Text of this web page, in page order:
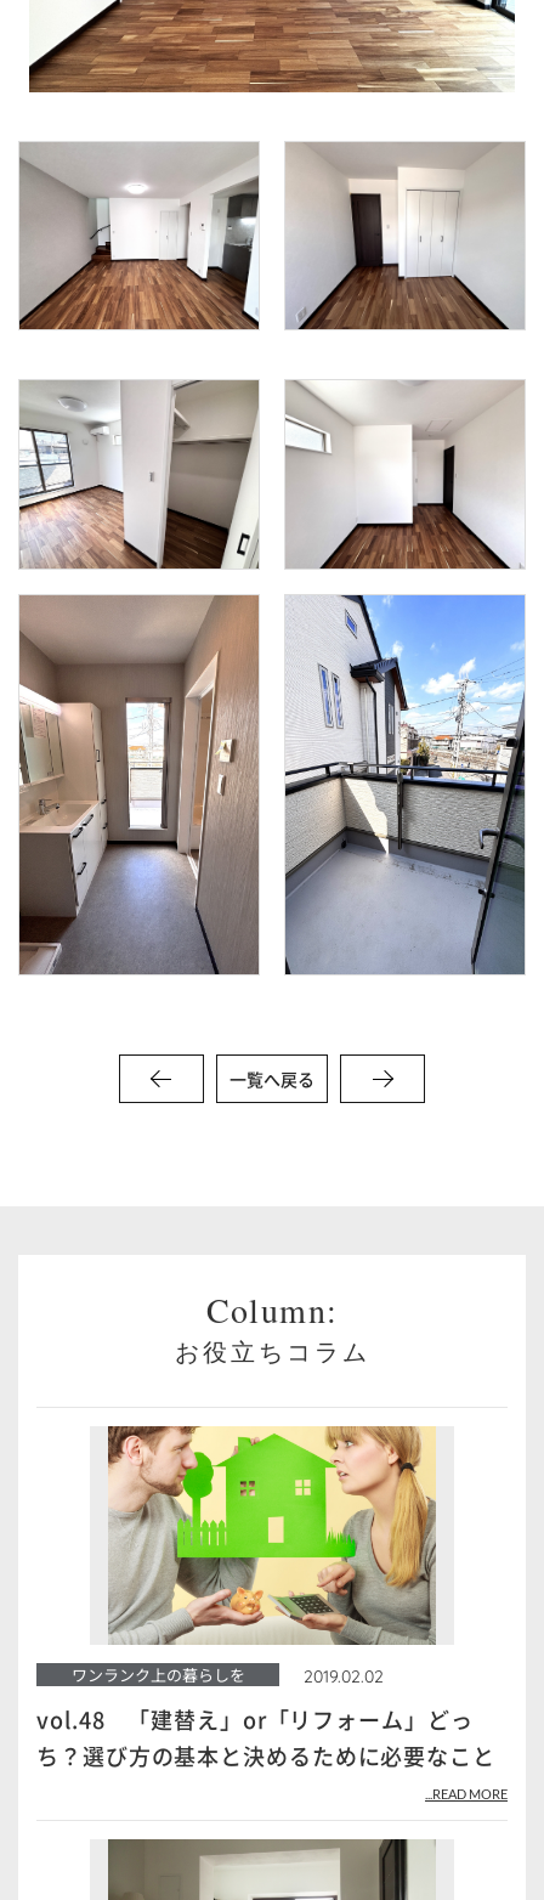
一覧へ戻る
Column:
お役立ちコラム
ワンランク上の暮らしを 2019.02.02
vol.48 「建替え」or「リフォーム」どっ
ち？選び方の基本と決めるために必要なこと
...READ MORE